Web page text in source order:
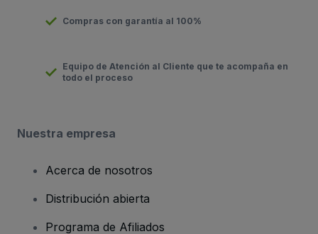
Compras con garantía al 100%
Equipo de Atención al Cliente que te acompaña en
todo el proceso
Nuestra empresa
Acerca de nosotros
Distribución abierta
Programa de Afiliados